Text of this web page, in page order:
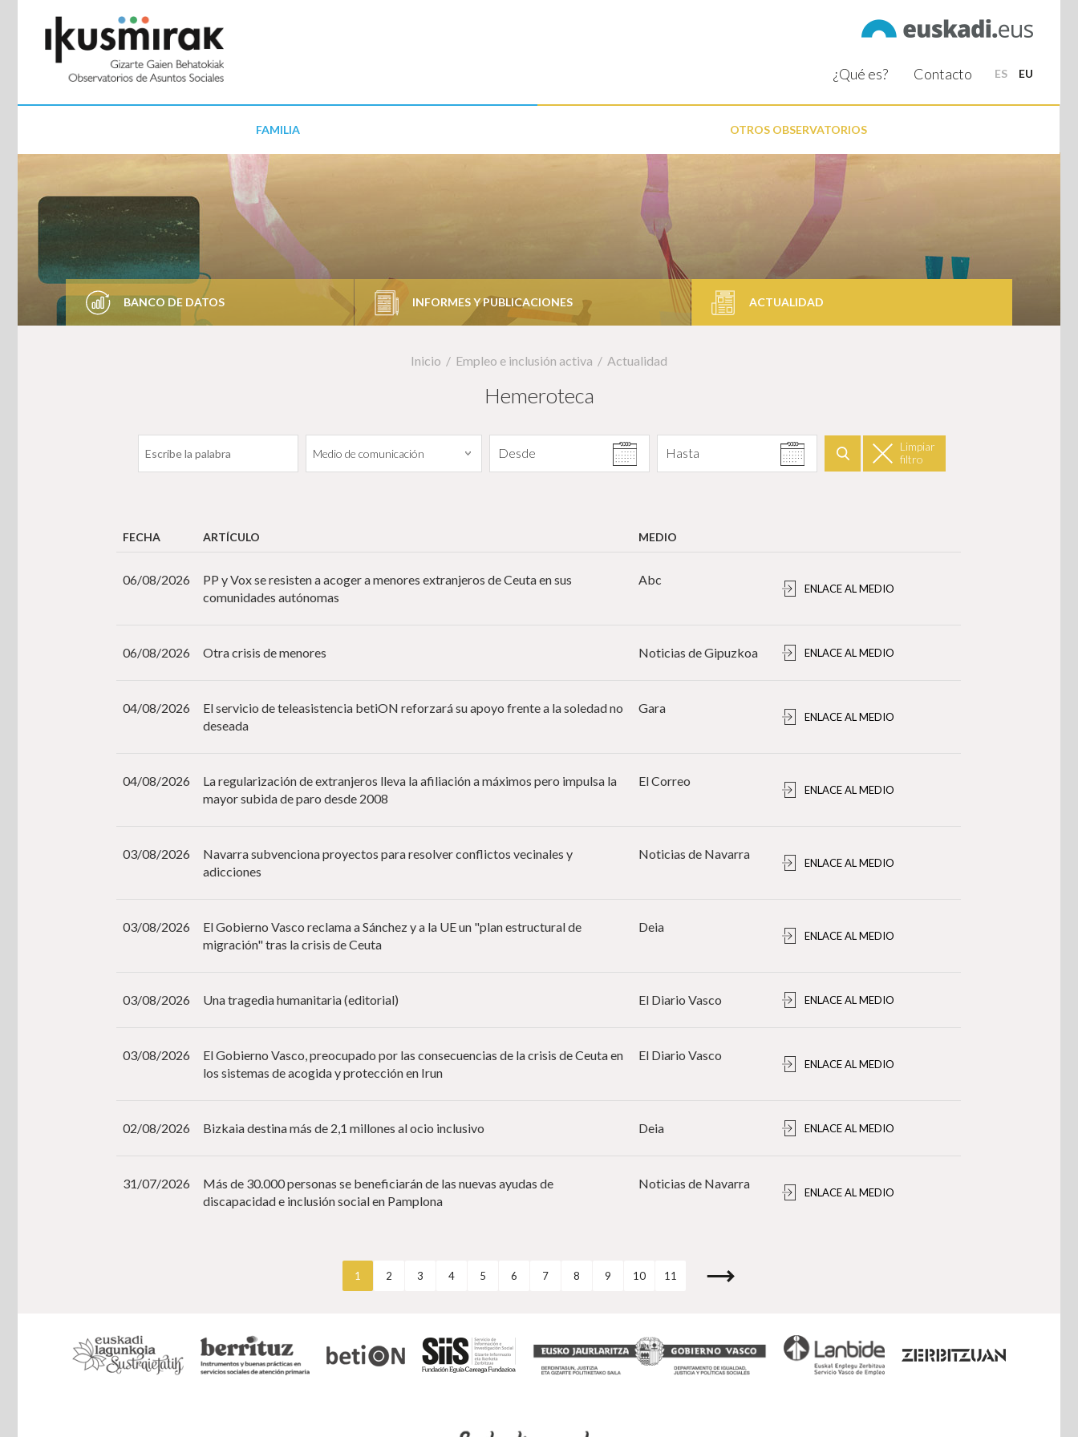
ES EU
FAMILIA OTROS OBSERVATORIOS
¿Qué es? Contacto
BANCO DE DATOS INFORMES Y PUBLICACIONES ACTUALIDAD
Inicio Empleo e inclusión activa Actualidad
Hemeroteca
Filtrar por fecha
Desde Hasta
Limpiar
filtro
FECHA ARTÍCULO MEDIO
06/08/2026
PP y Vox se resisten a acoger a menores extranjeros de Ceuta en sus
comunidades autónomas
Abc
ENLACE AL MEDIO
06/08/2026 Otra crisis de menores Noticias de Gipuzkoa ENLACE AL MEDIO
04/08/2026
El servicio de teleasistencia betiON reforzará su apoyo frente a la soledad no
deseada
Gara
ENLACE AL MEDIO
04/08/2026
La regularización de extranjeros lleva la afiliación a máximos pero impulsa la
mayor subida de paro desde 2008
El Correo
ENLACE AL MEDIO
03/08/2026
Navarra subvenciona proyectos para resolver conflictos vecinales y
adicciones
Noticias de Navarra
ENLACE AL MEDIO
03/08/2026
El Gobierno Vasco reclama a Sánchez y a la UE un "plan estructural de
migración" tras la crisis de Ceuta
Deia
ENLACE AL MEDIO
03/08/2026 Una tragedia humanitaria (editorial) El Diario Vasco ENLACE AL MEDIO
03/08/2026
El Gobierno Vasco, preocupado por las consecuencias de la crisis de Ceuta en
los sistemas de acogida y protección en Irun
El Diario Vasco
ENLACE AL MEDIO
02/08/2026 Bizkaia destina más de 2,1 millones al ocio inclusivo Deia ENLACE AL MEDIO
31/07/2026
Más de 30.000 personas se beneficiarán de las nuevas ayudas de
discapacidad e inclusión social en Pamplona
Noticias de Navarra
ENLACE AL MEDIO
1 2 3 4 5 6 7 8 9 10 11